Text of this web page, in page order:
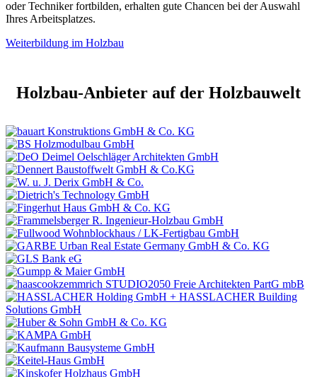
oder Techniker fortbilden, erhalten gute Chancen bei der Auswahl
Ihres Arbeitsplatzes.
Weiterbildung im Holzbau
Holzbau-Anbieter auf der Holzbauwelt